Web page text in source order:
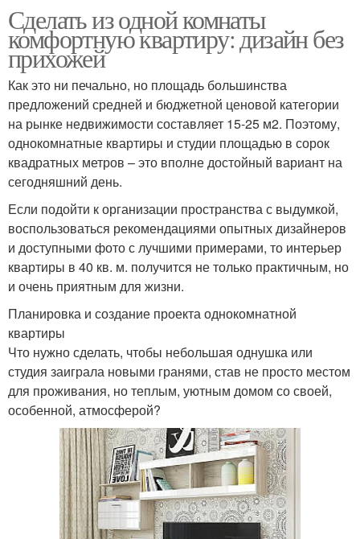
Сделать из одной комнаты
комфортную квартиру: дизайн без
прихожей
Как это ни печально, но площадь большинства
предложений средней и бюджетной ценовой категории
на рынке недвижимости составляет 15-25 м2. Поэтому,
однокомнатные квартиры и студии площадью в сорок
квадратных метров – это вполне достойный вариант на
сегодняшний день.
Если подойти к организации пространства с выдумкой,
воспользоваться рекомендациями опытных дизайнеров
и доступными фото с лучшими примерами, то интерьер
квартиры в 40 кв. м. получится не только практичным, но
и очень приятным для жизни.
Планировка и создание проекта однокомнатной
квартиры
Что нужно сделать, чтобы небольшая однушка или
студия заиграла новыми гранями, став не просто местом
для проживания, но теплым, уютным домом со своей,
особенной, атмосферой?